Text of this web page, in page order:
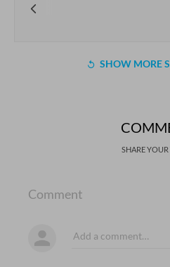
SHOW MORE
SHARE
Comment